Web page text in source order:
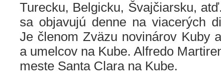
Turecku, Belgicku, Švajčiarsku,
sa objavujú denne na viacerých
Je členom Zväzu novinárov Kuby
a umelcov na Kube. Alfredo
meste Santa Clara na Kube.